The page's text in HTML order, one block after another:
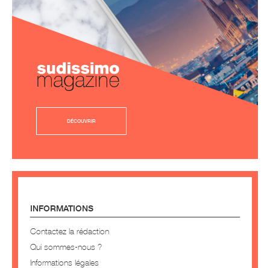
DÉCOUVRIR
INFORMATIONS
Contactez la rédaction
Qui sommes-nous ?
Informations légales